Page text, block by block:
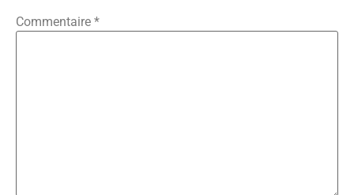
Commentaire *